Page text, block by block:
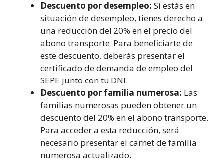
Descuento por desempleo: Si estás en
situación de desempleo, tienes derecho a
una reducción del 20% en el precio del
abono transporte. Para beneficiarte de
este descuento, deberás presentar el
certificado de demanda de empleo del
SEPE junto con tu DNI.
Descuento por familia numerosa: Las
familias numerosas pueden obtener un
descuento del 20% en el abono transporte.
Para acceder a esta reducción, será
necesario presentar el carnet de familia
numerosa actualizado.